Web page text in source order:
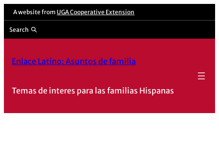
Skip
content
A website from UGA Cooperative Extension
Search
Enlace Latino: Asuntos de familia
Temas de interes para las familias Hispanas